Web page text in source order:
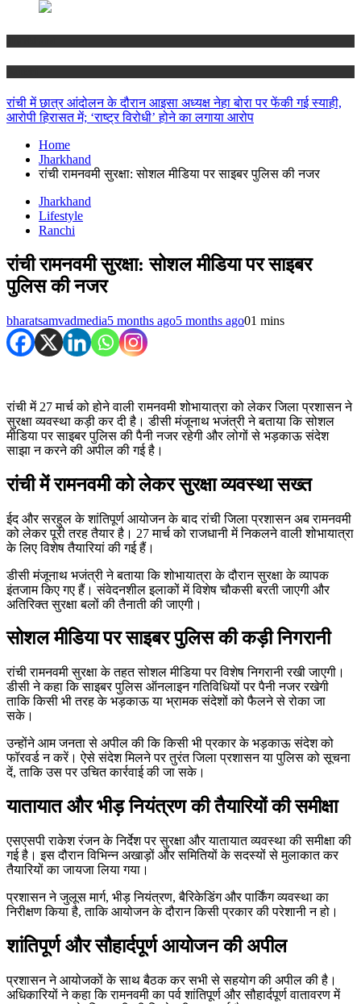
रांची में छात्र आंदोलन के दौरान आइसा अध्यक्ष नेहा बोरा पर फेंकी गई स्याही,
आरोपी हिरासत में; ‘राष्ट्र विरोधी’ होने का लगाया आरोप
Home
Jharkhand
रांची रामनवमी सुरक्षा: सोशल मीडिया पर साइबर पुलिस की नजर
Jharkhand
Lifestyle
Ranchi
रांची रामनवमी सुरक्षा: सोशल मीडिया पर साइबर
पुलिस की नजर
bharatsamvadmedia5 months ago5 months ago01 mins
रांची में 27 मार्च को होने वाली रामनवमी शोभायात्रा को लेकर जिला प्रशासन ने
सुरक्षा व्यवस्था कड़ी कर दी है। डीसी मंजूनाथ भजंत्री ने बताया कि सोशल
मीडिया पर साइबर पुलिस की पैनी नजर रहेगी और लोगों से भड़काऊ संदेश
साझा न करने की अपील की गई है।
रांची में रामनवमी को लेकर सुरक्षा व्यवस्था सख्त
ईद और सरहुल के शांतिपूर्ण आयोजन के बाद रांची जिला प्रशासन अब रामनवमी
को लेकर पूरी तरह तैयार है। 27 मार्च को राजधानी में निकलने वाली शोभायात्रा
के लिए विशेष तैयारियां की गई हैं।
डीसी मंजूनाथ भजंत्री ने बताया कि शोभायात्रा के दौरान सुरक्षा के व्यापक
इंतजाम किए गए हैं। संवेदनशील इलाकों में विशेष चौकसी बरती जाएगी और
अतिरिक्त सुरक्षा बलों की तैनाती की जाएगी।
सोशल मीडिया पर साइबर पुलिस की कड़ी निगरानी
रांची रामनवमी सुरक्षा के तहत सोशल मीडिया पर विशेष निगरानी रखी जाएगी।
डीसी ने कहा कि साइबर पुलिस ऑनलाइन गतिविधियों पर पैनी नजर रखेगी
ताकि किसी भी तरह के भड़काऊ या भ्रामक संदेशों को फैलने से रोका जा
सके।
उन्होंने आम जनता से अपील की कि किसी भी प्रकार के भड़काऊ संदेश को
फॉरवर्ड न करें। ऐसे संदेश मिलने पर तुरंत जिला प्रशासन या पुलिस को सूचना
दें, ताकि उस पर उचित कार्रवाई की जा सके।
यातायात और भीड़ नियंत्रण की तैयारियों की समीक्षा
एसएसपी राकेश रंजन के निर्देश पर सुरक्षा और यातायात व्यवस्था की समीक्षा की
गई है। इस दौरान विभिन्न अखाड़ों और समितियों के सदस्यों से मुलाकात कर
तैयारियों का जायजा लिया गया।
प्रशासन ने जुलूस मार्ग, भीड़ नियंत्रण, बैरिकेडिंग और पार्किंग व्यवस्था का
निरीक्षण किया है, ताकि आयोजन के दौरान किसी प्रकार की परेशानी न हो।
शांतिपूर्ण और सौहार्दपूर्ण आयोजन की अपील
प्रशासन ने आयोजकों के साथ बैठक कर सभी से सहयोग की अपील की है।
अधिकारियों ने कहा कि रामनवमी का पर्व शांतिपूर्ण और सौहार्दपूर्ण वातावरण में